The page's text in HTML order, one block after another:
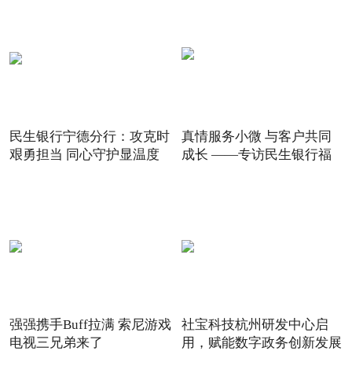
民生银行宁德分行：攻克时
艰勇担当 同心守护显温度
真情服务小微 与客户共同
成长 ——专访民生银行福
强强携手Buff拉满 索尼游戏
电视三兄弟来了
社宝科技杭州研发中心启
用，赋能数字政务创新发展